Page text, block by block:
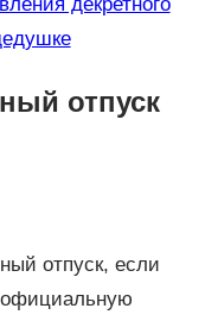
декретного
отпуск
отпуск, если
официальную